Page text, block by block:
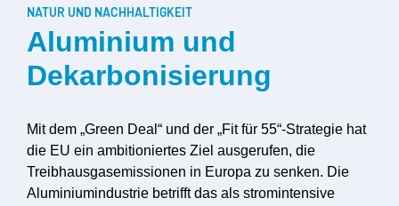
NATUR UND NACHHALTIGKEIT
Aluminium und
Dekarbonisierung
Mit dem „Green Deal“ und der „Fit für 55“-Strategie hat
die EU ein ambitioniertes Ziel ausgerufen, die
Treibhausgasemissionen in Europa zu senken. Die
Aluminiumindustrie betrifft das als stromintensive